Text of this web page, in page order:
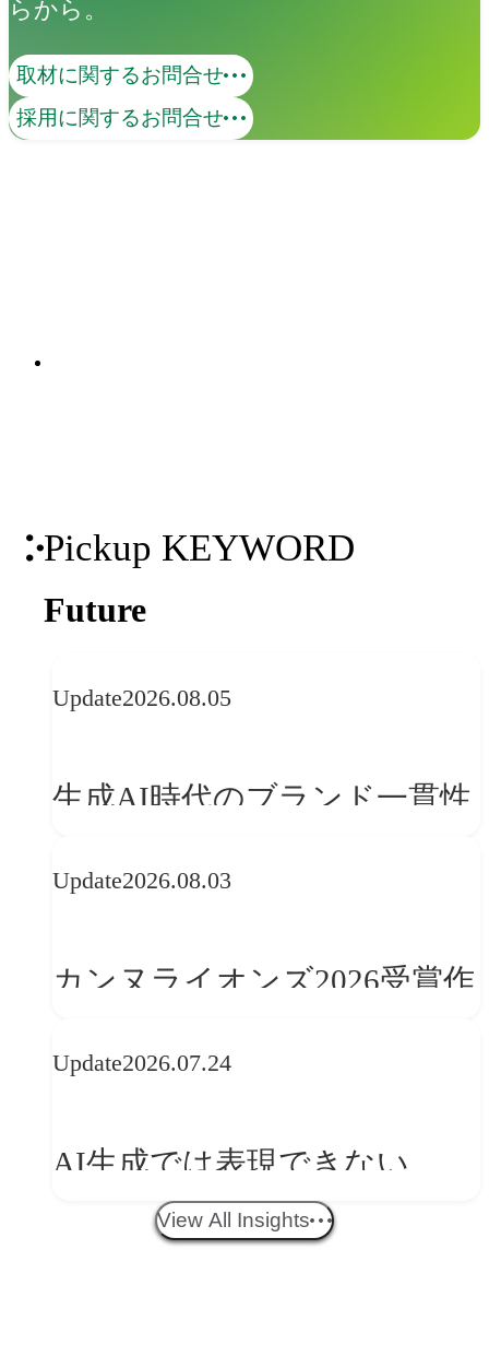
らから。
取材に関するお問合せ
採用に関するお問合せ
関連ソリューション
コンテンツマーケティング
Pickup KEYWORD
Future
Update2026.08.05
生成AI時代のブランド一貫性
学ぶ「動的ブランディング」
Update2026.08.03
カンヌライオンズ2026受賞作
──「優れたブランド体験」
か
Update2026.07.24
AI生成では表現できない
WebGLのメリットと今後の展
View All Insights